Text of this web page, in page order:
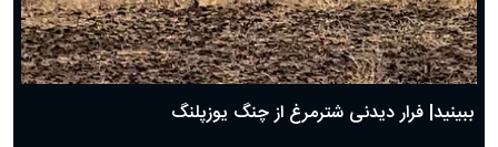
ببینید| فرار دیدنی شترمرغ از چنگ یوزپلنگ